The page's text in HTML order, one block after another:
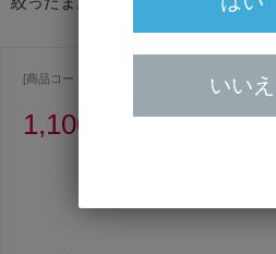
[商品コード ] 1474
1,100円
いいえ